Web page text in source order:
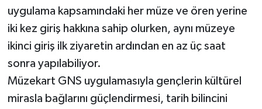
uygulama kapsamındaki her müze ve ören yerine
iki kez giriş hakkına sahip olurken, aynı müzeye
ikinci giriş ilk ziyaretin ardından en az üç saat
sonra yapılabiliyor.
Müzekart GNS uygulamasıyla gençlerin kültürel
mirasla bağlarını güçlendirmesi, tarih bilincini